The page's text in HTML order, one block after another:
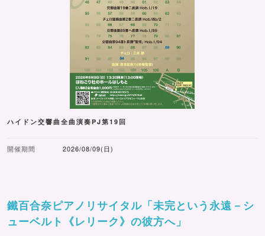
ハイドン交響曲全曲演奏PJ第19回
開催期間 2026/08/09(日)
鐵百合奈ピアノリサイタル「未完という永遠－シ
ューベルト《レリーク》の彼方へ」